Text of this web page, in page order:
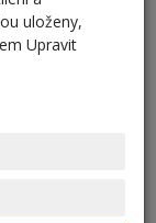
uloženy,
Upravit